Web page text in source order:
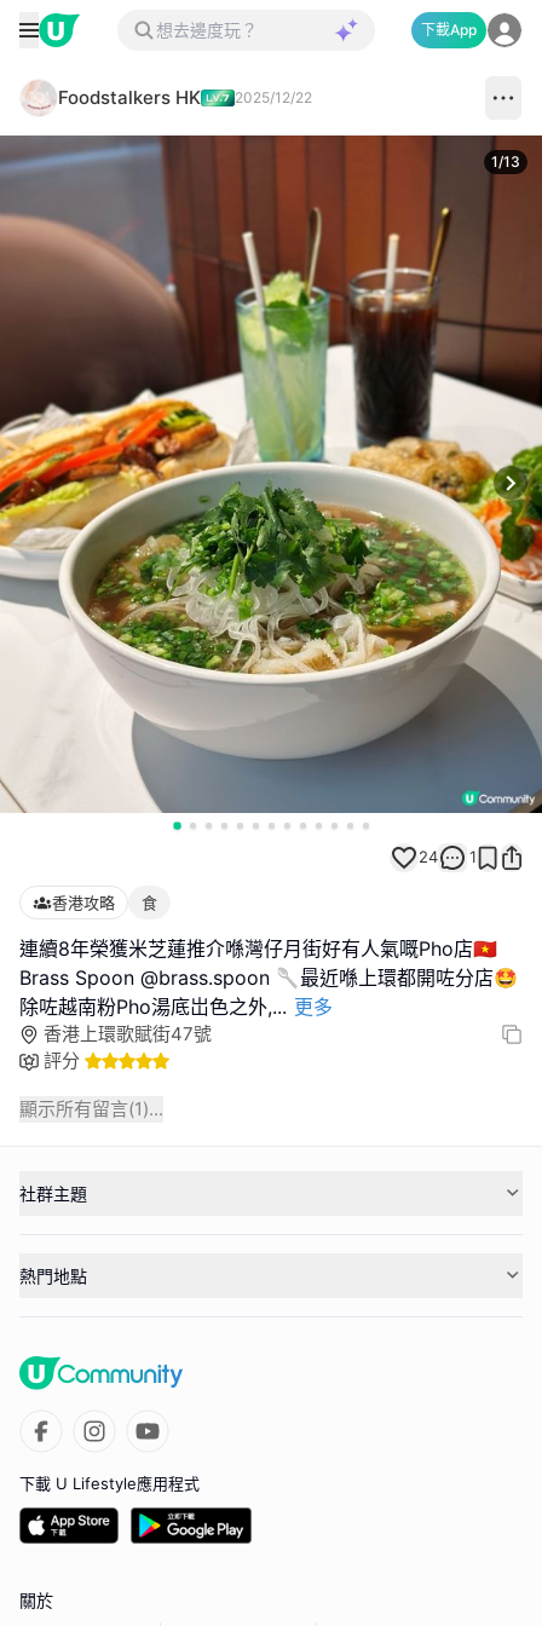
下載App
Foodstalkers HK 2025/12/22
1/13
24 1
香港攻略 食
連續8年榮獲米芝蓮推介喺灣仔月街好有人氣嘅Pho店🇻🇳
Brass Spoon @brass.spoon 🥄最近喺上環都開咗分店🤩
除咗越南粉Pho湯底岀色之外,... 更多
香港上環歌賦街47號
評分
顯示所有留言(1)...
社群主題
熱門地點
下載 U Lifestyle應用程式
關於